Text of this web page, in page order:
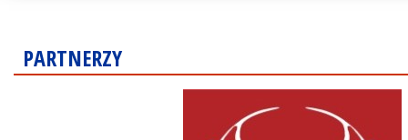
PARTNERZY